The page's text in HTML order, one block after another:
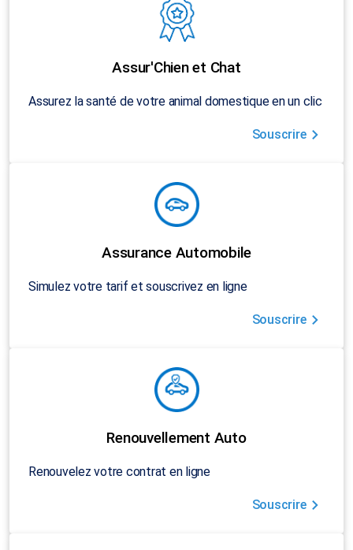
Assur'Chien et Chat
Assurez la santé de votre animal domestique en un clic
Souscrire
Assurance Automobile
Simulez votre tarif et souscrivez en ligne
Souscrire
Renouvellement Auto
Renouvelez votre contrat en ligne
Souscrire